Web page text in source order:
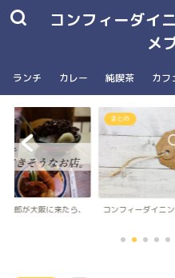
コンフィーダイ
メ
ランチ カレー 純喫茶 カフ
グのタグ一覧
まとめ
大阪メトロの純喫